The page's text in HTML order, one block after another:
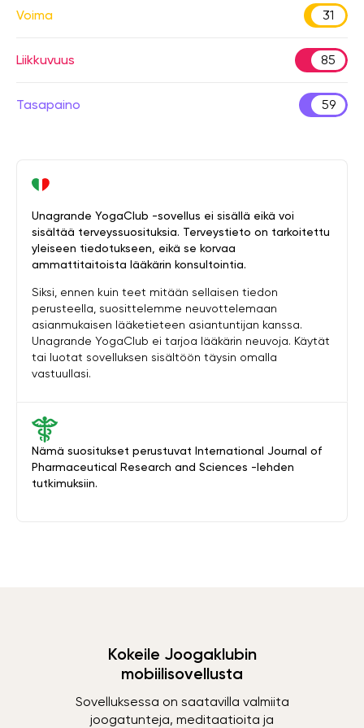
Voima 31
Liikkuvuus 85
Tasapaino 59
Nämä suositukset perustuvat International Journal of
Pharmaceutical Research and Sciences -lehden
tutkimuksiin.
Unagrande YogaClub -sovellus ei sisällä eikä voi
sisältää terveyssuosituksia. Terveystieto on tarkoitettu
yleiseen tiedotukseen, eikä se korvaa
ammattitaitoista lääkärin konsultointia.
Siksi, ennen kuin teet mitään sellaisen tiedon
perusteella, suosittelemme neuvottelemaan
asianmukaisen lääketieteen asiantuntijan kanssa.
Unagrande YogaClub ei tarjoa lääkärin neuvoja. Käytät
tai luotat sovelluksen sisältöön täysin omalla
vastuullasi.
Kokeile Joogaklubin
mobiilisovellusta
Sovelluksessa on saatavilla valmiita
joogatunteja, meditaatioita ja